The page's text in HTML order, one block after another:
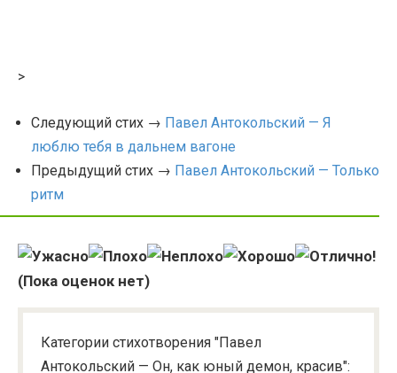
>
Следующий стих → Павел Антокольский — Я
люблю тебя в дальнем вагоне
Предыдущий стих → Павел Антокольский — Только
ритм
(Пока оценок нет)
Категории стихотворения "Павел
Антокольский — Он, как юный демон, красив":